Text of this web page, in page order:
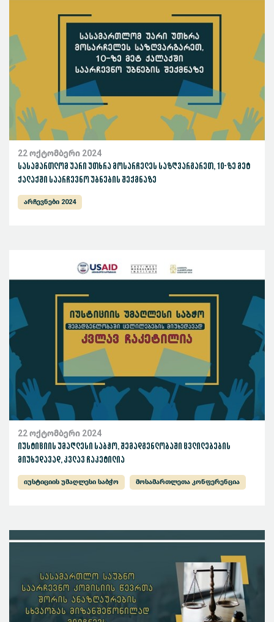
22 ოქტომბერი 2024
სასამართლომ უარი უთხრა მოსარჩელეს საზღვარგარეთ, 10-ზე მეტ
ქალაქში საარჩევნო უბნების შექმნაზე
არჩევნები 2024
22 ოქტომბერი 2024
იუსტიციის უმაღლესი საბჭო, შემადგენლობაში ცვლილებების
მიუხედავად, კვლავ ჩაკეტილია
იუსტიციის უმაღლესი საბჭო მოსამართლეთა კონფერენცია